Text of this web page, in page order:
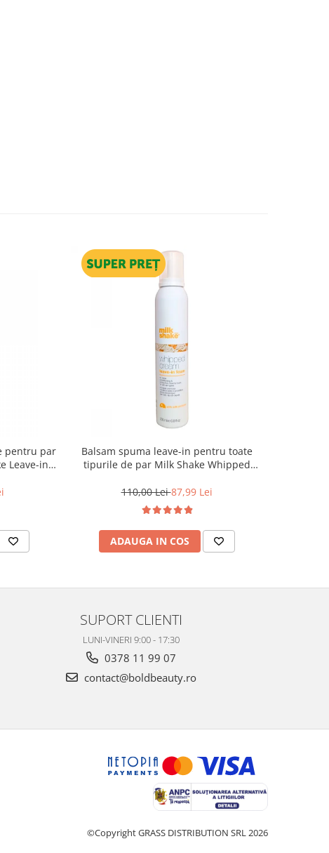
pentru par
Leave-in,
Balsam spuma leave-in pentru toate
tipurile de par Milk Shake Whipped
110,00 Lei87,99 Lei
ADAUGA IN COS
SUPORT CLIENTI
LUNI-VINERI 9:00 - 17:30
0378 11 99 07
contact@boldbeauty.ro
©Copyright GRASS DISTRIBUTION SRL 2026